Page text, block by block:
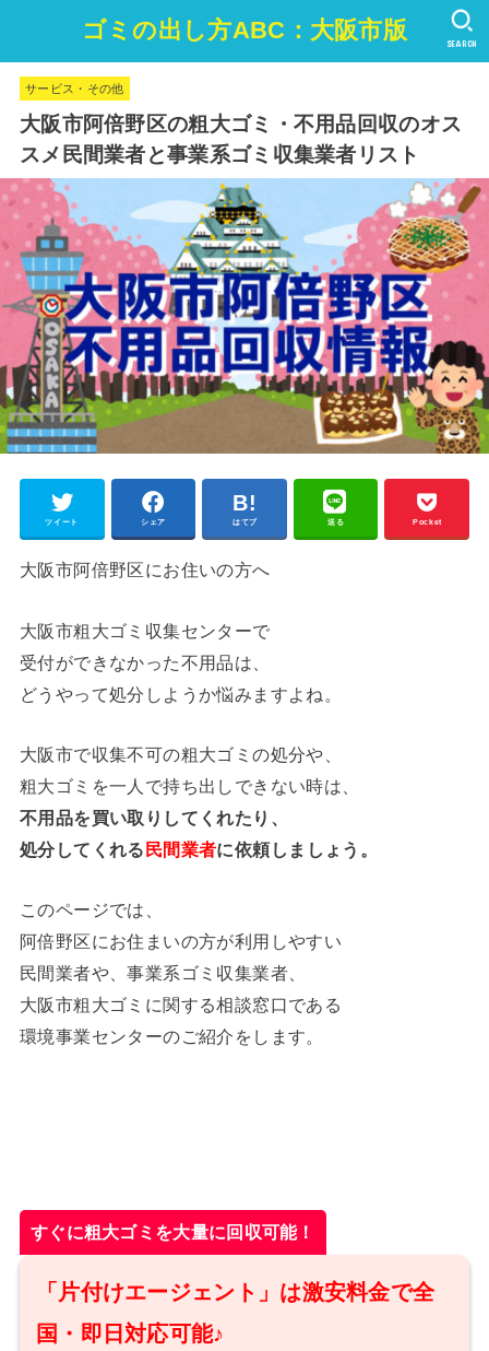
ゴミの出し方ABC：大阪市版 SEARCH
サービス・その他
大阪市阿倍野区の粗大ゴミ・不用品回収のオス
スメ民間業者と事業系ゴミ収集業者リスト
ツイート シェア はてブ 送る Pocket
大阪市阿倍野区にお住いの方へ
大阪市粗大ゴミ収集センターで
受付ができなかった不用品は、
どうやって処分しようか悩みますよね。
大阪市で収集不可の粗大ゴミの処分や、
粗大ゴミを一人で持ち出しできない時は、
不用品を買い取りしてくれたり、
処分してくれる 民間業者に依頼しましょう。
このページでは、
阿倍野区にお住まいの方が利用しやすい
民間業者や、事業系ゴミ収集業者、
大阪市粗大ゴミに関する相談窓口である
環境事業センターのご紹介をします。
すぐに粗大ゴミを大量に回収可能！
「片付けエージェント」は激安料金で全
国・即日対応可能♪